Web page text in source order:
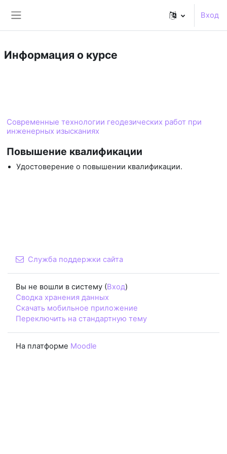
Вход
Информация о курсе
Современные технологии геодезических работ при
инженерных изысканиях
Повышение квалификации
Удостоверение о повышении квалификации.
Служба поддержки сайта
Вы не вошли в систему (Вход)
Сводка хранения данных
Скачать мобильное приложение
Переключить на стандартную тему
На платформе Moodle